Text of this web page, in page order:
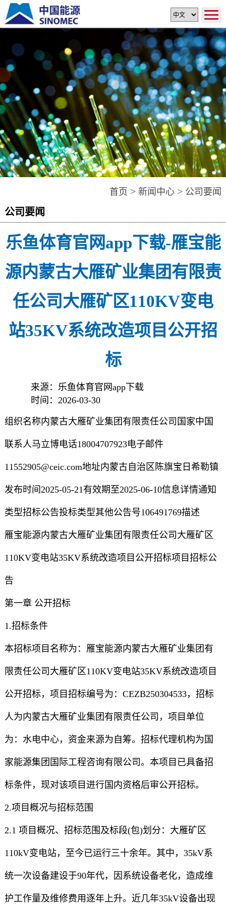
首页 >新闻中心 > 公司要闻
公司要闻
乐鱼体育官网app下载-雁宝能
源内蒙古大雁矿业集团有限责
任公司大雁矿区110KV变电
站35KV系统改造项目公开招
标
来源：乐鱼体育官网app下载
时间：2026-03-30
组织名称内蒙古大雁矿业集团有限责任公司国家中国
联系人马立博电话18004707923电子邮件
11552905@ceic.com地址内蒙古自治区陈旗宝日希勒镇
发布时间2025-05-21有效期至2025-06-10信息详情通知
类型招标公告投标类型其他公告号106491769描述
雁宝能源内蒙古大雁矿业集团有限责任公司大雁矿区
110KV变电站35KV系统改造项目公开招标项目招标公
告
第一章 公开招标
1.招标条件
本招标项目名称为：雁宝能源内蒙古大雁矿业集团有
限责任公司大雁矿区110KV变电站35KV系统改造项目
公开招标，项目招标编号为：CEZB250304533，招标
人为内蒙古大雁矿业集团有限责任公司，项目单位
为：水电中心，资金来源为自筹。招标代理机构为国
家能源集团国际工程咨询有限公司。本项目已具备招
标条件，现对该项目进行国内资格后审公开招标。
2.项目概况与招标范围
2.1 项目概况、招标范围及标段(包)划分：大雁矿区
110kV变电站，至今已运行三十余年。其中，35kV系
统一次设备建设于90年代，因系统设备老化，造成维
护工作量及维修费用逐年上升。近几年35kV设备出现